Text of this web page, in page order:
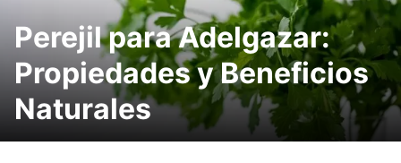
Perejil para Adelgazar:
Propiedades y Beneficios
Naturales